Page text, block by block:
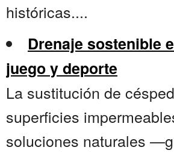
históricas....
Drenaje sostenible
juego y deporte
La sustitución de
superficies
soluciones naturales